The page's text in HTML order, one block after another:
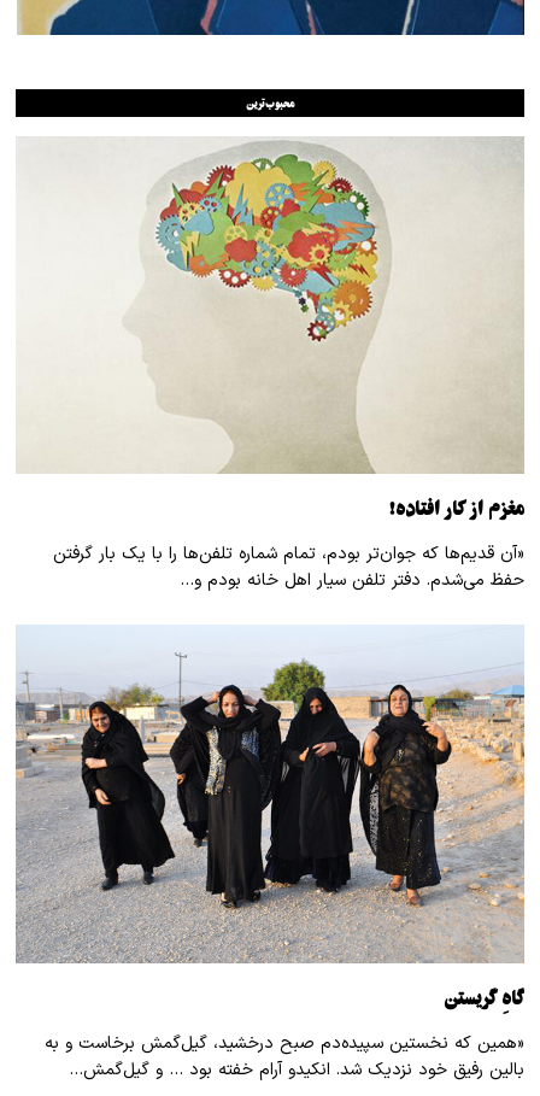
محبوب‌ترین
مغزم از کار افتاده!
«آن قدیم‌ها که جوان‌تر بودم، تمام شماره تلفن‌ها را با یک بار گرفتن
حفظ می‌شدم. دفتر تلفن سیار اهل خانه بودم و…
گاهِ گریستن
«همین که نخستین سپیده‌دم صبح درخشید، گیل‌گمش برخاست و به
بالین رفیق خود نزدیک شد. انکیدو آرام خفته بود … و گیل‌گمش…